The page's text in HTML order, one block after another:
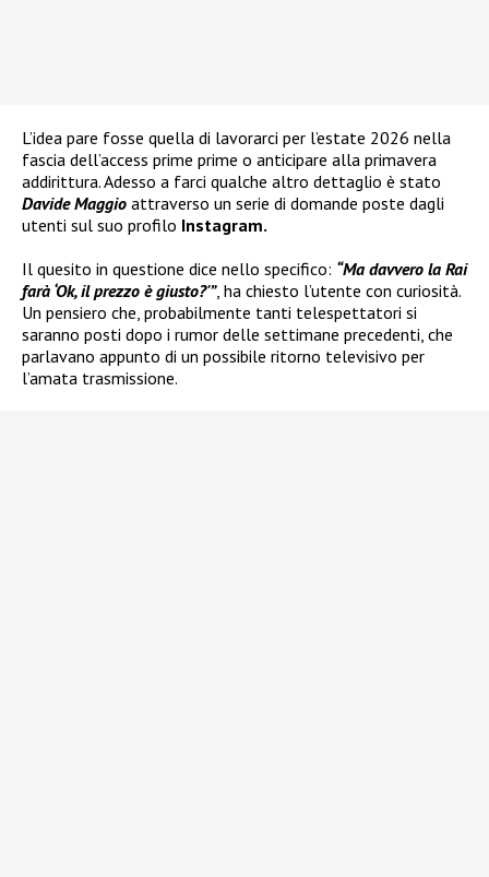
L’idea pare fosse quella di lavorarci per l’estate 2026 nella
fascia dell’access prime prime o anticipare alla primavera
addirittura. Adesso a farci qualche altro dettaglio è stato
Davide Maggio attraverso un serie di domande poste dagli
utenti sul suo profilo Instagram.
Il quesito in questione dice nello specifico: “Ma davvero la Rai
farà ‘Ok, il prezzo è giusto?'”, ha chiesto l’utente con curiosità.
Un pensiero che, probabilmente tanti telespettatori si
saranno posti dopo i rumor delle settimane precedenti, che
parlavano appunto di un possibile ritorno televisivo per
l’amata trasmissione.